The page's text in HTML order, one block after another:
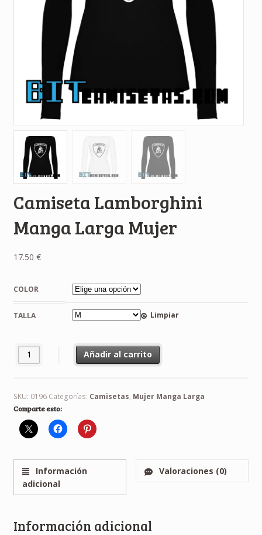
Camiseta Lamborghini
Manga Larga Mujer
17.50 €
COLOR
TALLA Limpiar
Camiseta Lamborghini Manga Larga Mujer cantidad
Añadir al carrito
SKU: 0196 Categorías: Camisetas, Mujer Manga Larga
Comparte esto:
Información
adicional
Valoraciones (0)
Información adicional